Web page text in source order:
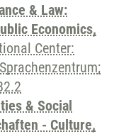
& Law:
Economics,
Center:
& Social
- Culture,